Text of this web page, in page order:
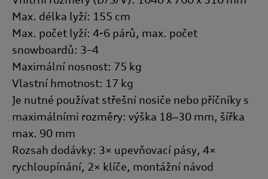
Max. délka lyží: 155 cm
Max. počet lyží: 4-6 párů, max. počet
snowboardů: 3–4
Maximální nosnost: 75 kg
Vlastní hmotnost: 17 kg
Je nutné používat střešní nosiče nebo příčníky s
maximálními rozměry: výška 18‒30 mm, šířka
max. 90 mm
Rozsah dodávky: 3× upevňovací pásy, 4×
rychloupínání, 2× klíče, montážní návod
Zásadách používání souborů cookie nebo v Nastavení souborů
cookie. Nastavení souborů cookie naleznete na konci webové
stránky. Google zpracovává osobní údaje